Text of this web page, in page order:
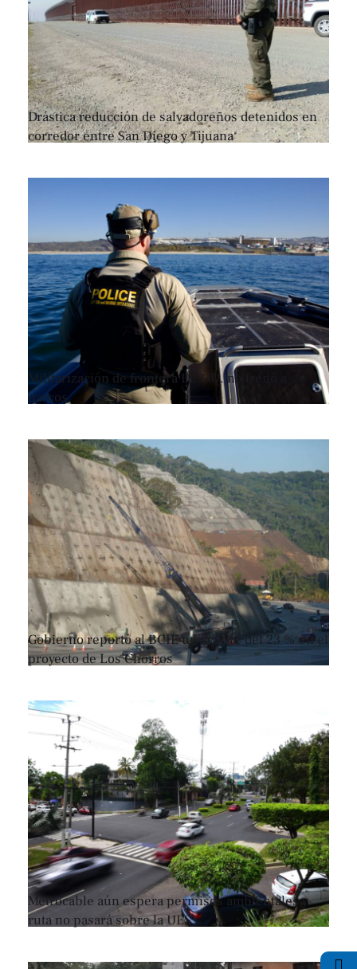
Drástica reducción de salvadoreños detenidos en
corredor entre San Diego y Tijuana
Militarización de frontera EE.UU. no frenó a
narcos
Gobierno reportó al BCIE un avance del 23 % en el
proyecto de Los Chorros
Metrocable aún espera permisos ambientales y
ruta no pasará sobre la UES